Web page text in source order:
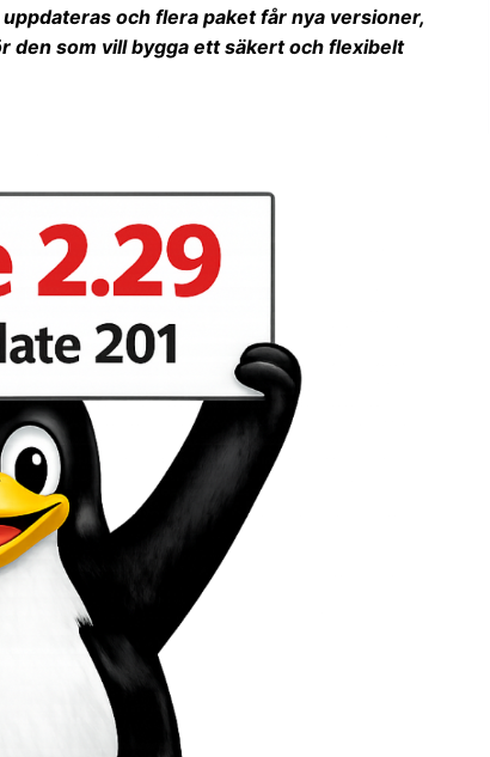
och flera paket får nya versioner,
den som vill bygga ett säkert och flexibelt